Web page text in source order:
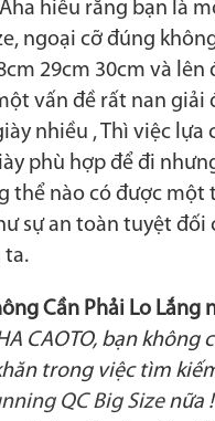
hiểu rằng bạn là
ngoại cỡ đúng
29cm 30cm và lên
vấn đề rất nan giải
nhiều , Thì việc lựa
phù hợp để đi
thể nào có được một
sự an toàn tuyệt đối
ta.
Cần Phải Lo Lắng
CAOTO, bạn không
trong việc tìm
QC Big Sizenữa